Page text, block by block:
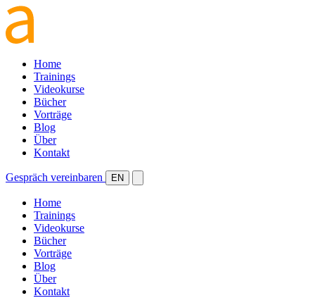
Home
Trainings
Videokurse
Bücher
Vorträge
Blog
Über
Kontakt
Gespräch vereinbaren EN
Home
Trainings
Videokurse
Bücher
Vorträge
Blog
Über
Kontakt